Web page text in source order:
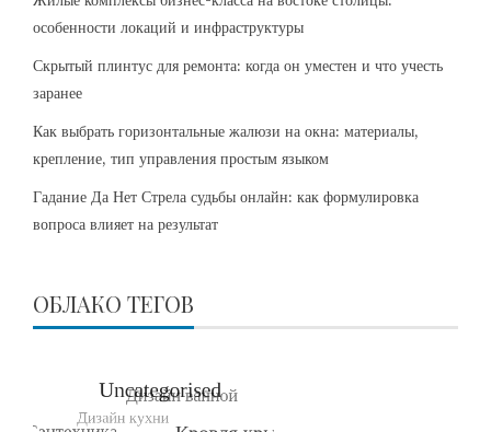
особенности локаций и инфраструктуры
Скрытый плинтус для ремонта: когда он уместен и что учесть
заранее
Как выбрать горизонтальные жалюзи на окна: материалы,
крепление, тип управления простым языком
Гадание Да Нет Стрела судьбы онлайн: как формулировка
вопроса влияет на результат
ОБЛАКО ТЕГОВ